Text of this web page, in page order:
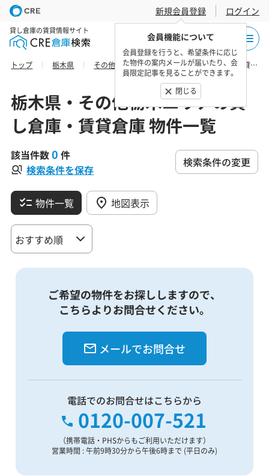
新規会員登録
会員機能について
会員登録を行うと、希望条件に応じ
た物件の案内メールが届いたり、会
員限定記事を見ることができます。
閉じる
ログイン
貸し倉庫の賃貸情報サイト
トップ 栃木県 その他栃木エリア 芳賀郡の貸し倉庫・賃貸倉庫 物件一覧
栃木県・その他栃木エリアの貸
し倉庫・賃貸倉庫 物件一覧
該当件数0 件
検索条件を保存
検索条件の変更
物件一覧 地図表示
ご希望の物件をお探ししますので、
こちらよりお問合せください。
メールでお問合せ
電話でのお問合せはこちらから
0120-007-521
（携帯電話・PHSからもご利用いただけます）
営業時間 : 午前9時30分から午後6時まで (平日のみ)